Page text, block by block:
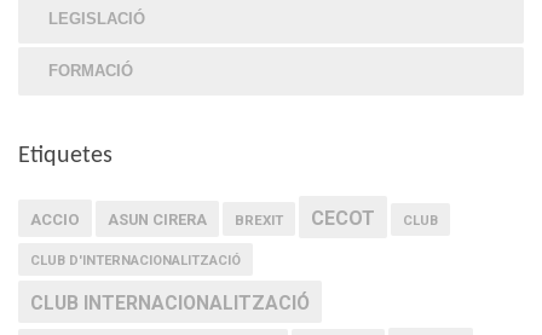
LEGISLACIÓ
FORMACIÓ
Etiquetes
ACCIO ASUN CIRERA BREXIT CECOT CLUB
CLUB D'INTERNACIONALITZACIÓ
CLUB INTERNACIONALITZACIÓ